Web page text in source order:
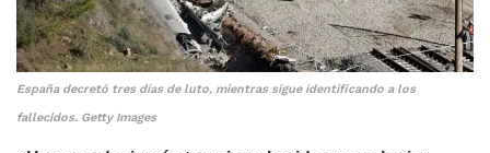
España decretó tres días de luto, mientras sigue identificando a los
fallecidos. Getty Images